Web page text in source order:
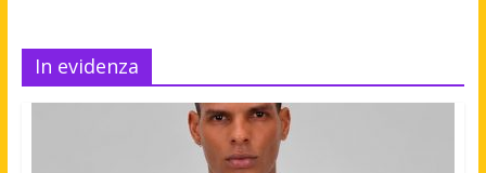
In evidenza